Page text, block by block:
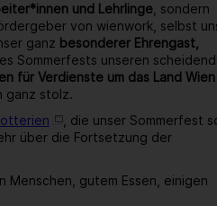
und Lehrlinge , sondern
von wienwork, selbst
ganz besonderer Ehrengast,
Sommerfests unseren
für Verdienste um das Land Wien
ganz stolz.
, die unser Sommerfest
über die Fortsetzung der
Menschen, gutem Essen, einigen